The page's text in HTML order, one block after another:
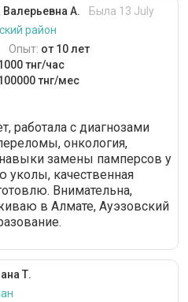
Валерьевна А.
Была 13 July
район
Опыт: от 10 лет
тнг/час
тнг/мес
работала с диагнозами
онкология,
замены памперсов у
уколы, качественная
Внимательна,
в Алмате, Ауэзовский
Т.